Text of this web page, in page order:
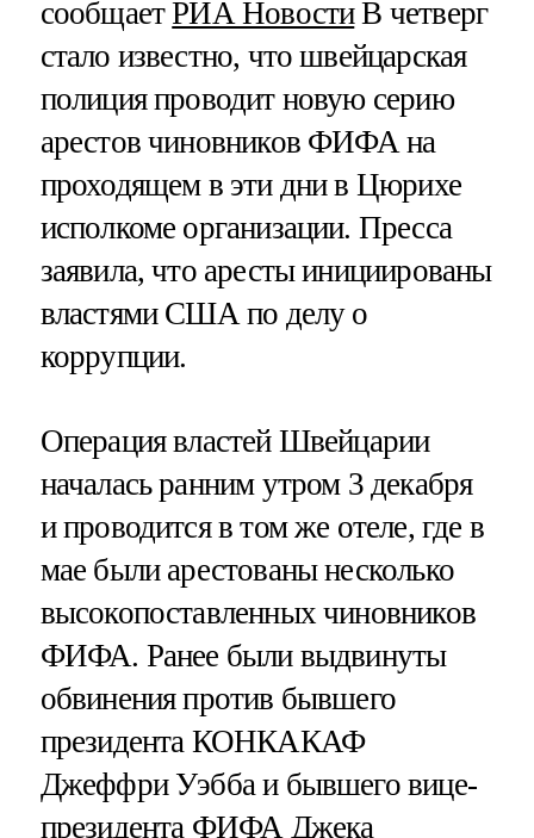
сообщаетРИА НовостиВ четверг
стало известно, что швейцарская
полиция проводит новую серию
арестов чиновников ФИФА на
проходящем в эти дни в Цюрихе
исполкоме организации. Пресса
заявила, что аресты инициированы
властями США по делу о
коррупции.
Операция властей Швейцарии
началась ранним утром 3 декабря
и проводится в том же отеле, где в
мае были арестованы несколько
высокопоставленных чиновников
ФИФА. Ранее были выдвинуты
обвинения против бывшего
президента КОНКАКАФ
Джеффри Уэбба и бывшего вице-
президента ФИФА Джека